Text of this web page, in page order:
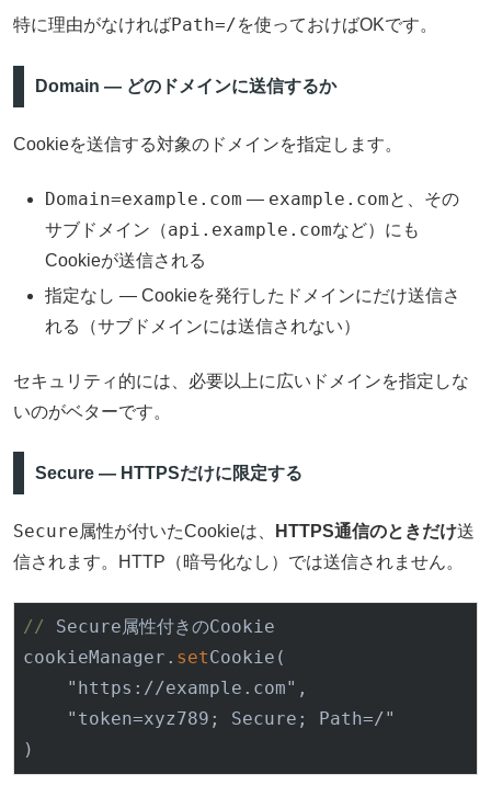
特に理由がなければPath=/を使っておけばOKです。
Domain — どのドメインに送信するか
Cookieを送信する対象のドメインを指定します。
Domain=example.com — example.comと、その
サブドメイン（api.example.comなど）にも
Cookieが送信される
指定なし — Cookieを発行したドメインにだけ送信さ
れる（サブドメインには送信されない）
セキュリティ的には、必要以上に広いドメインを指定しな
いのがベターです。
Secure — HTTPSだけに限定する
Secure属性が付いたCookieは、 HTTPS通信のときだけ送
信されます。HTTP（暗号化なし）では送信されません。
//
Secure属性付きのCookie
cookieManager. setCookie (
    "https://example.com",
    "
token=xyz789; Secure; Path=/"
)